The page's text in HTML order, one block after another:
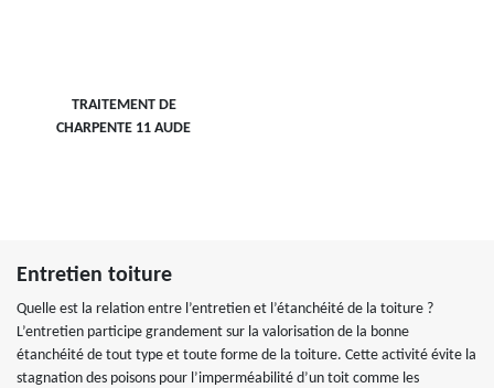
TRAITEMENT DE
CHARPENTE 11 AUDE
Entretien toiture
Quelle est la relation entre l’entretien et l’étanchéité de la toiture ?
L’entretien participe grandement sur la valorisation de la bonne
étanchéité de tout type et toute forme de la toiture. Cette activité évite la
stagnation des poisons pour l’imperméabilité d’un toit comme les